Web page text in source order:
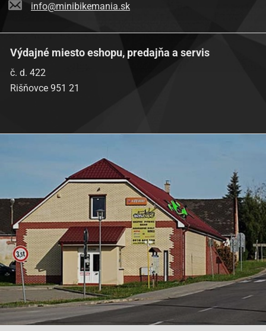
info@minibikemania.sk
Výdajné miesto eshopu, predajňa a servis
č. d. 422
Rišňovce 951 21